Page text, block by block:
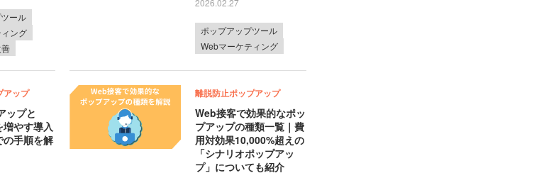
ール
ング
2026.02.27
ポップアップツール
Webマーケティング
アップ
ップと
増やす導入
の手順を解
離脱防止ポップアップ
Web接客で効果的なポッ
プアップの種類一覧｜費
用対効果10,000%超えの
「シナリオポップアッ
プ」についても紹介